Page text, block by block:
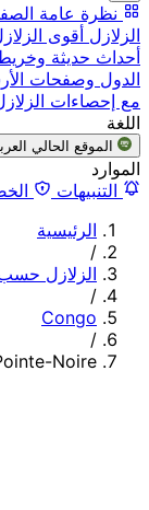
نظرة عامة
الزلازل أقوى
أحداث حديثة
الدول وصفحات
مع إحصاءات
اللغة
الموقع الحالي
الموارد
التنبيهات
الرئيسية
/
الزلازل حسب
/
Congo
/
Noire